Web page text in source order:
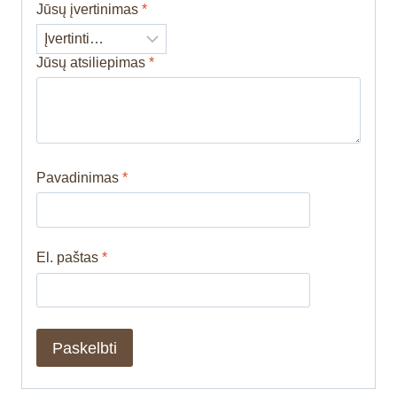
Jūsų įvertinimas *
Jūsų atsiliepimas *
Pavadinimas *
El. paštas *